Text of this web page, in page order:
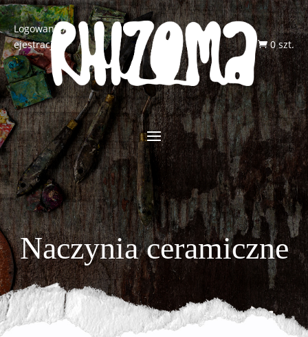
Logowanie/R
ejestracja
 0 szt.
Naczynia ceramiczne